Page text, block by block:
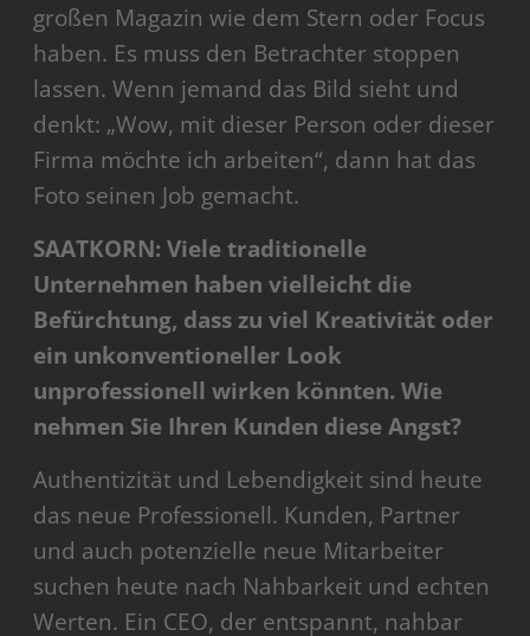
großen Magazin wie dem Stern oder Focus
haben. Es muss den Betrachter stoppen
lassen. Wenn jemand das Bild sieht und
denkt: „Wow, mit dieser Person oder dieser
Firma möchte ich arbeiten“, dann hat das
Foto seinen Job gemacht.
SAATKORN: Viele traditionelle
Unternehmen haben vielleicht die
Befürchtung, dass zu viel Kreativität oder
ein unkonventioneller Look
unprofessionell wirken könnten. Wie
nehmen Sie Ihren Kunden diese Angst?
Authentizität und Lebendigkeit sind heute
das neue Professionell. Kunden, Partner
und auch potenzielle neue Mitarbeiter
suchen heute nach Nahbarkeit und echten
Werten. Ein CEO, der entspannt, nahbar